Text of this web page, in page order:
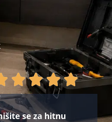
   Rated
se za hitnu